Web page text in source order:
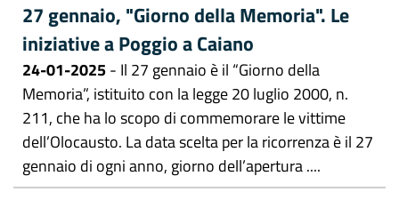
27 gennaio, "Giorno della Memoria". Le
iniziative a Poggio a Caiano
24-01-2025- Il 27 gennaio è il “Giorno della
Memoria”, istituito con la legge 20 luglio 2000, n.
211, che ha lo scopo di commemorare le vittime
dell’Olocausto. La data scelta per la ricorrenza è il 27
gennaio di ogni anno, giorno dell’apertura ....